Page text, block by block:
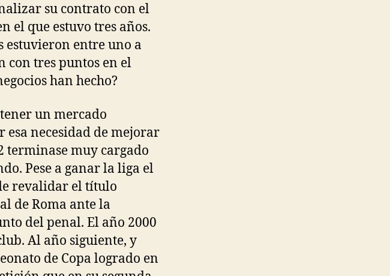
su contrato con el
el que estuvo tres años.
estuvieron entre uno a
con tres puntos en el
han hecho?
un mercado
necesidad de mejorar
terminase muy cargado
Pese a ganar la liga el
revalidar el título
de Roma ante la
del penal. El año 2000
Al año siguiente, y
de Copa logrado en